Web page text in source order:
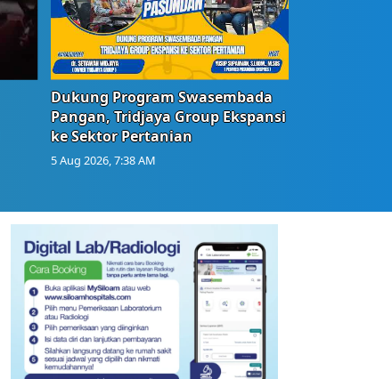
Dukung Program Swasembada
Pangan, Tridjaya Group Ekspansi
ke Sektor Pertanian
5 Aug 2026, 7:38 AM